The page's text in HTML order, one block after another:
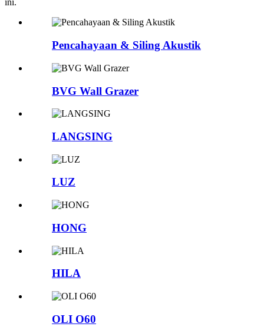
ini.
Pencahayaan & Siling Akustik
BVG Wall Grazer
LANGSING
LUZ
HONG
HILA
OLI O60